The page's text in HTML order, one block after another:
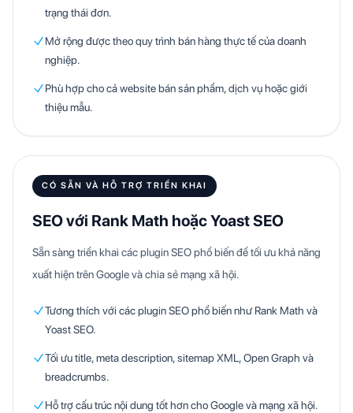
trạng thái đơn.
Mở rộng được theo quy trình bán hàng thực tế của doanh
nghiệp.
Phù hợp cho cả website bán sản phẩm, dịch vụ hoặc giới
thiệu mẫu.
CÓ SẴN VÀ HỖ TRỢ TRIỂN KHAI
SEO với Rank Math hoặc Yoast SEO
Sẵn sàng triển khai các plugin SEO phổ biến để tối ưu khả năng
xuất hiện trên Google và chia sẻ mạng xã hội.
Tương thích với các plugin SEO phổ biến như Rank Math và
Yoast SEO.
Tối ưu title, meta description, sitemap XML, Open Graph và
breadcrumbs.
Hỗ trợ cấu trúc nội dung tốt hơn cho Google và mạng xã hội.